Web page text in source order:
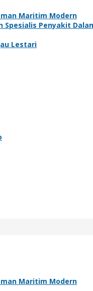
Maritim Modern
Spesialis Penyakit
Lestari
Maritim Modern